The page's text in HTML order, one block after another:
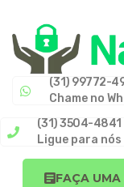
(31) 99772-
Chame no
(31) 3504-4841
Ligue para nós
FAÇA